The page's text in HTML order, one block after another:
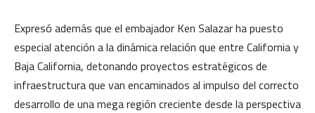
Expresó además que el embajador Ken Salazar ha puesto
especial atención a la dinámica relación que entre California y
Baja California, detonando proyectos estratégicos de
infraestructura que van encaminados al impulso del correcto
desarrollo de una mega región creciente desde la perspectiva